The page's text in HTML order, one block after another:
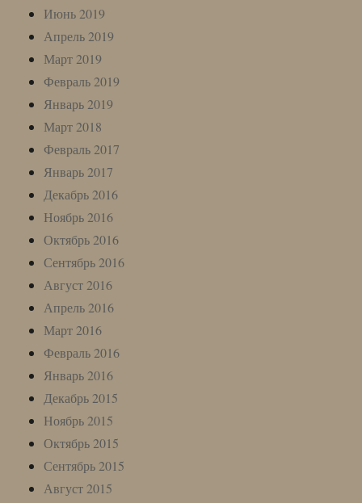
Июнь 2019
Апрель 2019
Март 2019
Февраль 2019
Январь 2019
Март 2018
Февраль 2017
Январь 2017
Декабрь 2016
Ноябрь 2016
Октябрь 2016
Сентябрь 2016
Август 2016
Апрель 2016
Март 2016
Февраль 2016
Январь 2016
Декабрь 2015
Ноябрь 2015
Октябрь 2015
Сентябрь 2015
Август 2015